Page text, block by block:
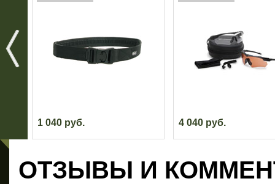
1 040 руб. 4 040 руб.
ОТЗЫВЫ И